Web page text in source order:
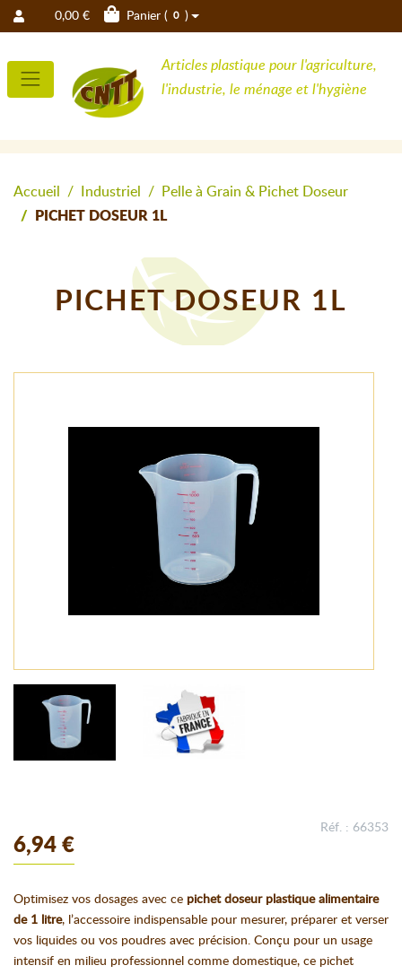
0,00 € Panier ( 0 )
Articles plastique pour l'agriculture,
l'industrie, le ménage et l'hygiène
Accueil Industriel
Pelle à Grain & Pichet Doseur
PICHET DOSEUR 1L
PICHET DOSEUR 1L
6,94 €
Réf. : 66353
Optimisez vos dosages avec ce pichet doseur plastique alimentaire
de 1 litre, l’accessoire indispensable pour mesurer, préparer et verser
vos liquides ou vos poudres avec précision. Conçu pour un usage
intensif en milieu professionnel comme domestique, ce pichet